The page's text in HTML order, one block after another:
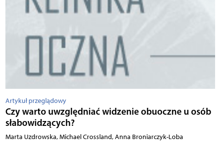
Artykuł przeglądowy
Czy warto uwzględniać widzenie obuoczne u osób
słabowidzących?
Marta Uzdrowska, Michael Crossland, Anna Broniarczyk-Loba